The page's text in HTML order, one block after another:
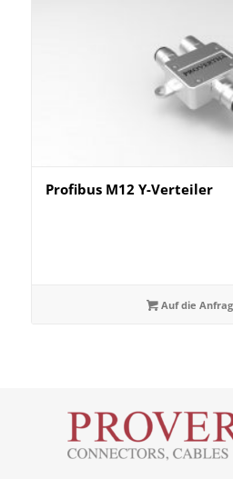
Profibus M12 Y-Verteiler
Auf die